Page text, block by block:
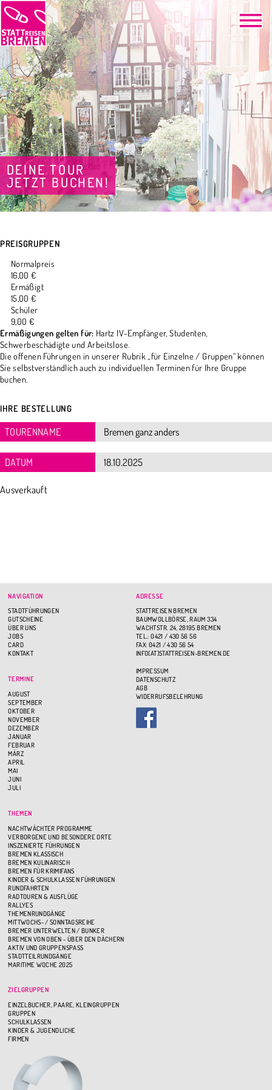
DEINE TOUR
JETZT BUCHEN!
PREISGRUPPEN
Normalpreis
16,00 €
Ermäßigt
15,00 €
Schüler
9,00 €
Ermäßigungen gelten für: Hartz IV-Empfänger, Studenten,
Schwerbeschädigte und Arbeitslose.
Die offenen Führungen in unserer Rubrik „für Einzelne / Gruppen“ können
Sie selbstverständlich auch zu individuellen Terminen für Ihre Gruppe
buchen.
IHRE BESTELLUNG
TOURENNAME
DATUM
Ausverkauft
NAVIGATION
STADTFÜHRUNGEN
GUTSCHEINE
ÜBER UNS
JOBS
CARD
KONTAKT
TERMINE
AUGUST
SEPTEMBER
OKTOBER
NOVEMBER
DEZEMBER
JANUAR
FEBRUAR
MÄRZ
APRIL
MAI
JUNI
JULI
THEMEN
NACHTWÄCHTER PROGRAMME
VERBORGENE UND BESONDERE ORTE
INSZENIERTE FÜHRUNGEN
BREMEN KLASSISCH
BREMEN KULINARISCH
BREMEN FÜR KRIMIFANS
KINDER & SCHULKLASSEN FÜHRUNGEN
RUNDFAHRTEN
RADTOUREN & AUSFLÜGE
RALLYES
THEMENRUNDGÄNGE
MITTWOCHS- / SONNTAGSREIHE
BREMER UNTERWELTEN / BUNKER
BREMEN VON OBEN - ÜBER DEN DÄCHERN
AKTIV UND GRUPPENSPASS
STADTTEILRUNDGÄNGE
MARITIME WOCHE 2025
ZIELGRUPPEN
EINZELBUCHER, PAARE, KLEINGRUPPEN
GRUPPEN
SCHULKLASSEN
KINDER & JUGENDLICHE
FIRMEN
ADRESSE
STATTREISEN BREMEN
BAUMWOLLBÖRSE, RAUM 334
WACHTSTR. 24, 28195 BREMEN
TEL.: 0421 / 430 56 56
FAX: 0421 / 430 56 54
INFO(AT)STATTREISEN-BREMEN.DE
IMPRESSUM
DATENSCHUTZ
AGB
WIDERRUFSBELEHRUNG